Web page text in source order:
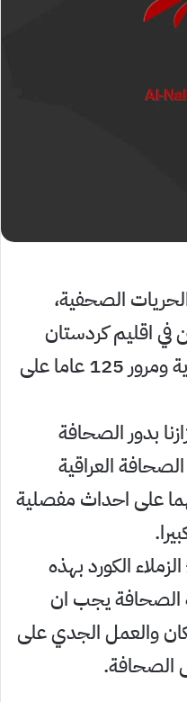
الصحفية،
في اقليم كردستان
بمناسبة عيد الصحافة الكردية ومرور 125 عاما على
بدور الصحافة
العراقية
على احداث مفصلية
الكورد بهذه
الصحافة يجب ان
والعمل الجدي على
الصحافة.